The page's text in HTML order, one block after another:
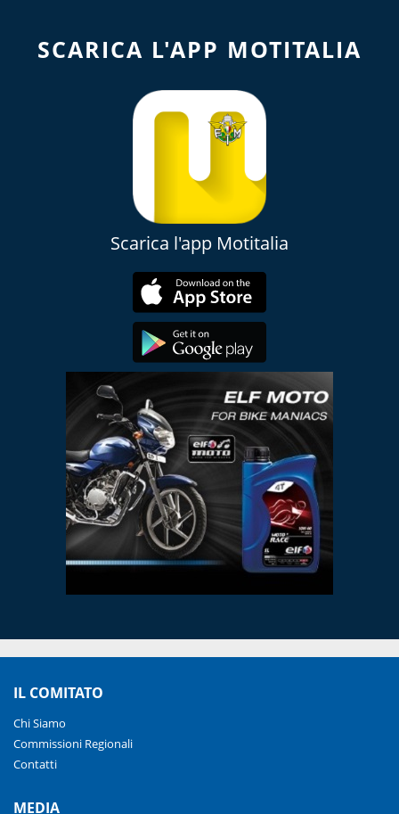
SCARICA L'APP MOTITALIA
Scarica l'app Motitalia
IL COMITATO
Chi Siamo
Commissioni Regionali
Contatti
MEDIA